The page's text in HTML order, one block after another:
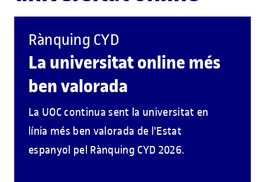
Rànquing CYD
La universitat online més
ben valorada
La UOC continua sent la universitat en
línia més ben valorada de l'Estat
espanyol pel Rànquing CYD 2026.